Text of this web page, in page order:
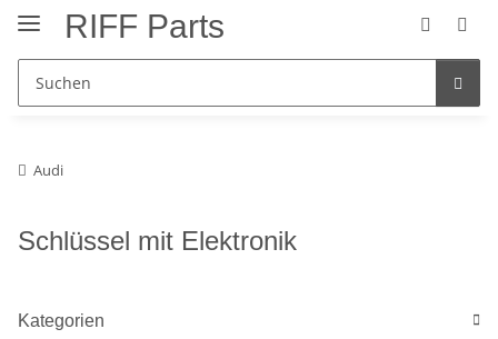
RIFF Parts
Audi
Schlüssel mit Elektronik
Kategorien